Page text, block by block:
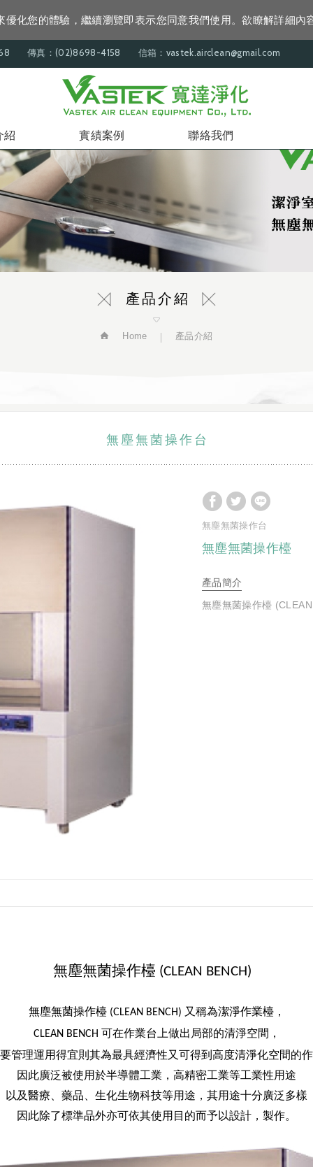
優化您的體驗，繼續瀏覽即表示您同意我們使用。欲瞭解詳細內
傳真：(02)8698-4158 信箱：vastek.airclean@gmail.com
紹 實績案例 聯絡我們
產品介紹
Home 產品介紹
無塵無菌操作台
無塵無菌操作台
無塵無菌操作檯
產品簡介
無塵無菌操作檯
無塵無菌操作檯 (CLEAN BENCH)
無塵無菌操作檯(CLEAN BENCH) 又稱為潔淨作業檯，
CLEAN BENCH 可在作業台上做出局部的清淨空間，
管理運用得宜則其為最具經濟性又可得到高度清淨化空間的
因此廣泛被使用於半導體工業，高精密工業等工業性用途
以及醫療、藥品、生化生物科技等用途，其用途十分廣泛多樣
因此除了標準品外亦可依其使用目的而予以設計，製作。